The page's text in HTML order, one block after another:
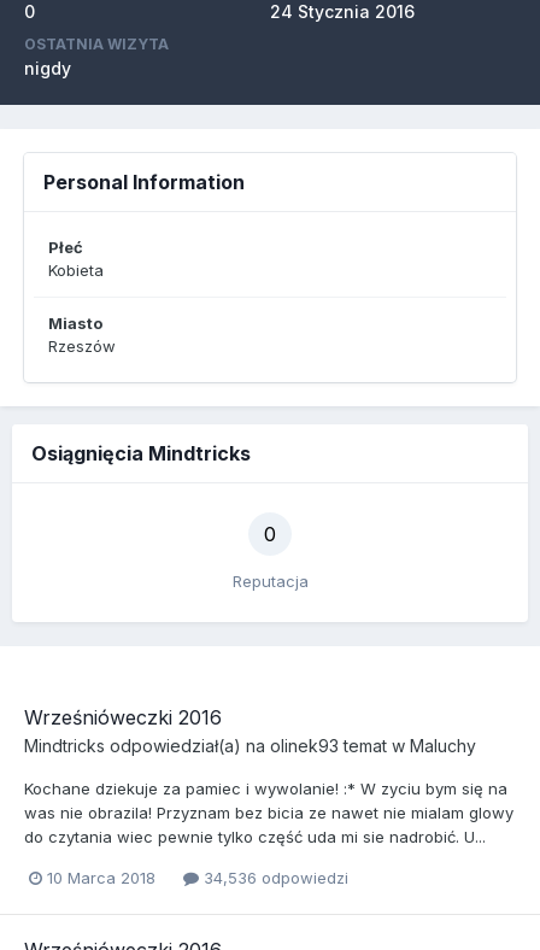
0 24 Stycznia 2016
OSTATNIA WIZYTA
nigdy
Personal Information
Płeć
Kobieta
Miasto
Rzeszów
Osiągnięcia Mindtricks
0
Reputacja
Wrześnióweczki 2016
Mindtricks odpowiedział(a) na olinek93 temat w Maluchy
Kochane dziekuje za pamiec i wywolanie! :* W zyciu bym się na
was nie obrazila! Przyznam bez bicia ze nawet nie mialam glowy
do czytania wiec pewnie tylko część uda mi sie nadrobić. U...
10 Marca 2018 34,536 odpowiedzi